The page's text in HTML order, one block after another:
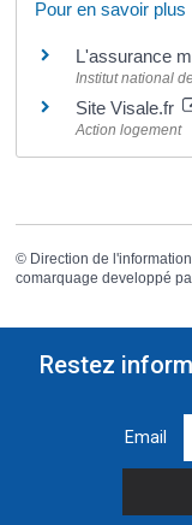
Pour en savoir plus
L'assurance
Institut national
Site Visale.fr
Action logement
© Direction de
comarquage developpé
Restez
Email